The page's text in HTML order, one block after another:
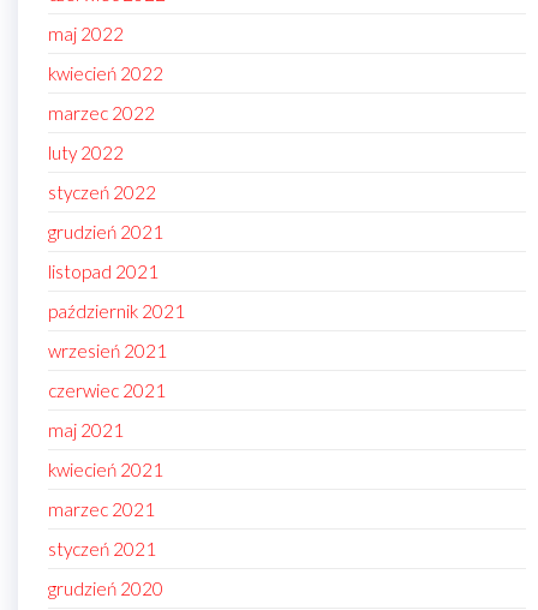
maj 2022
kwiecień 2022
marzec 2022
luty 2022
styczeń 2022
grudzień 2021
listopad 2021
październik 2021
wrzesień 2021
czerwiec 2021
maj 2021
kwiecień 2021
marzec 2021
styczeń 2021
grudzień 2020